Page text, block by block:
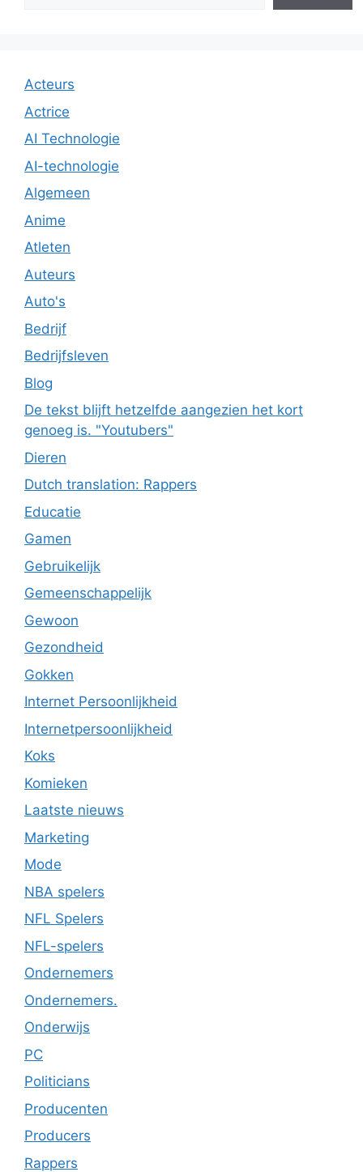
Acteurs
Actrice
AI Technologie
AI-technologie
Algemeen
Anime
Atleten
Auteurs
Auto's
Bedrijf
Bedrijfsleven
Blog
De tekst blijft hetzelfde aangezien het kort
genoeg is. "Youtubers"
Dieren
Dutch translation: Rappers
Educatie
Gamen
Gebruikelijk
Gemeenschappelijk
Gewoon
Gezondheid
Gokken
Internet Persoonlijkheid
Internetpersoonlijkheid
Koks
Komieken
Laatste nieuws
Marketing
Mode
NBA spelers
NFL Spelers
NFL-spelers
Ondernemers
Ondernemers.
Onderwijs
PC
Politicians
Producenten
Producers
Rappers